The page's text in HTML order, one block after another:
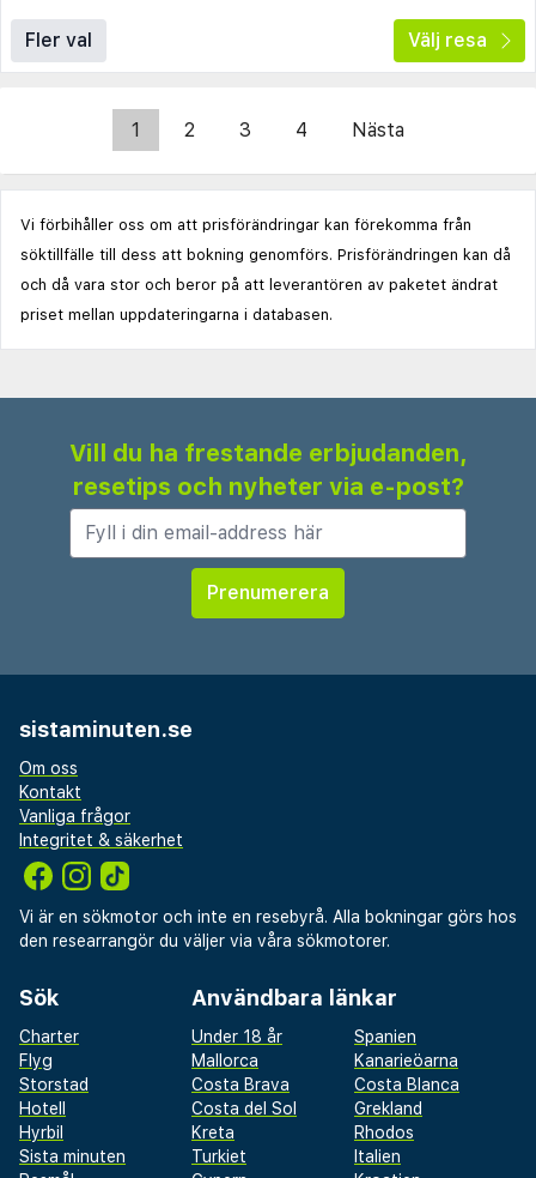
Fler val Välj resa
1 2 3 4 Nästa
Vi förbihåller oss om att prisförändringar kan förekomma från
söktillfälle till dess att bokning genomförs. Prisförändringen kan då
och då vara stor och beror på att leverantören av paketet ändrat
priset mellan uppdateringarna i databasen.
Vill du ha frestande erbjudanden,
resetips och nyheter via e-post?
sistaminuten.se
Om oss
Kontakt
Vanliga frågor
Integritet & säkerhet
Vi är en sökmotor och inte en resebyrå. Alla bokningar görs hos
den researrangör du väljer via våra sökmotorer.
Sök
Charter
Flyg
Storstad
Hotell
Hyrbil
Sista minuten
Användbara länkar
Under 18 år
Spanien
Mallorca
Kanarieöarna
Costa Brava
Costa Blanca
Costa del Sol
Grekland
Kreta
Rhodos
Turkiet
Italien